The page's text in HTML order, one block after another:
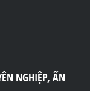
NGHIỆP, ẤN